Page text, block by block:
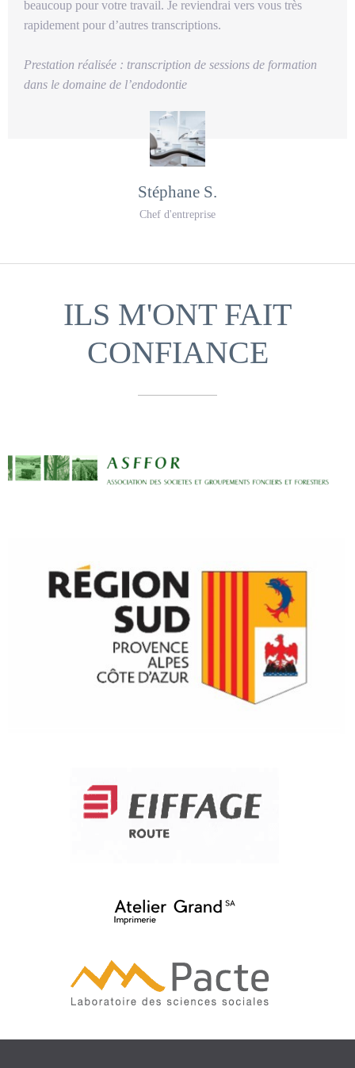
beaucoup pour votre travail. Je reviendrai vers vous très
rapidement pour d’autres transcriptions.
Prestation réalisée : transcription de sessions de formation
dans le domaine de l’endodontie
Stéphane S.
Chef d'entreprise
ILS M'ONT FAIT
CONFIANCE